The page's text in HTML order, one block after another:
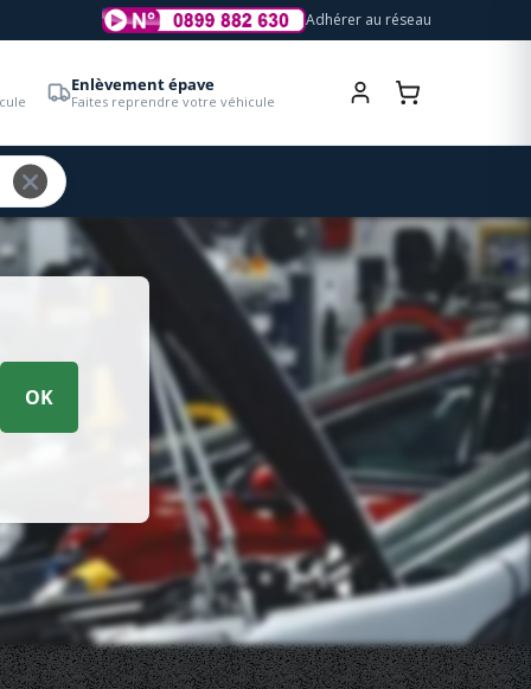
Adhérer au réseau
Enlèvement épave
Faites reprendre votre véhicule
OK